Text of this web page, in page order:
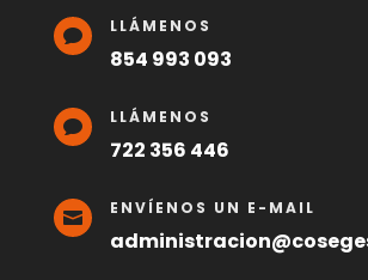
 LLÁMENOS
854 993 093
 LLÁMENOS
722 356 446
 ENVÍENOS UN E-MAIL